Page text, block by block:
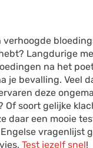
verhoogde
Langdurige
na het
je bevalling. Veel
deze
Of soort gelijke
daar een mooie
vragenlijst
Test jezelf snel!